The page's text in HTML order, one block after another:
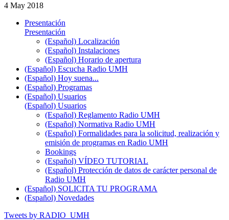
4 May 2018
Presentación
Presentación
(Español) Localización
(Español) Instalaciones
(Español) Horario de apertura
(Español) Escucha Radio UMH
(Español) Hoy suena...
(Español) Programas
(Español) Usuarios
(Español) Usuarios
(Español) Reglamento Radio UMH
(Español) Normativa Radio UMH
(Español) Formalidades para la solicitud, realización y
emisión de programas en Radio UMH
Bookings
(Español) VÍDEO TUTORIAL
(Español) Protección de datos de carácter personal de
Radio UMH
(Español) SOLICITA TU PROGRAMA
(Español) Novedades
Tweets by RADIO_UMH